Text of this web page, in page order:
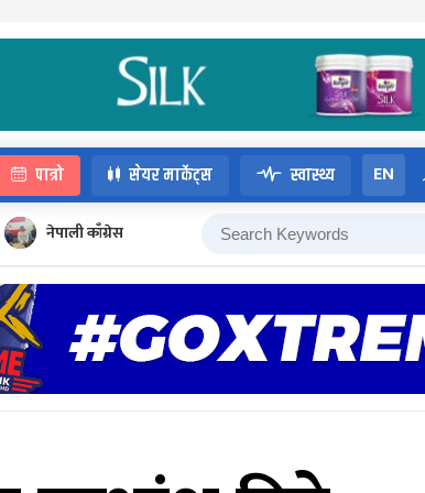
पात्रो सेयर मार्केट्स स्वास्थ्य EN
नेपाली काँग्रेस